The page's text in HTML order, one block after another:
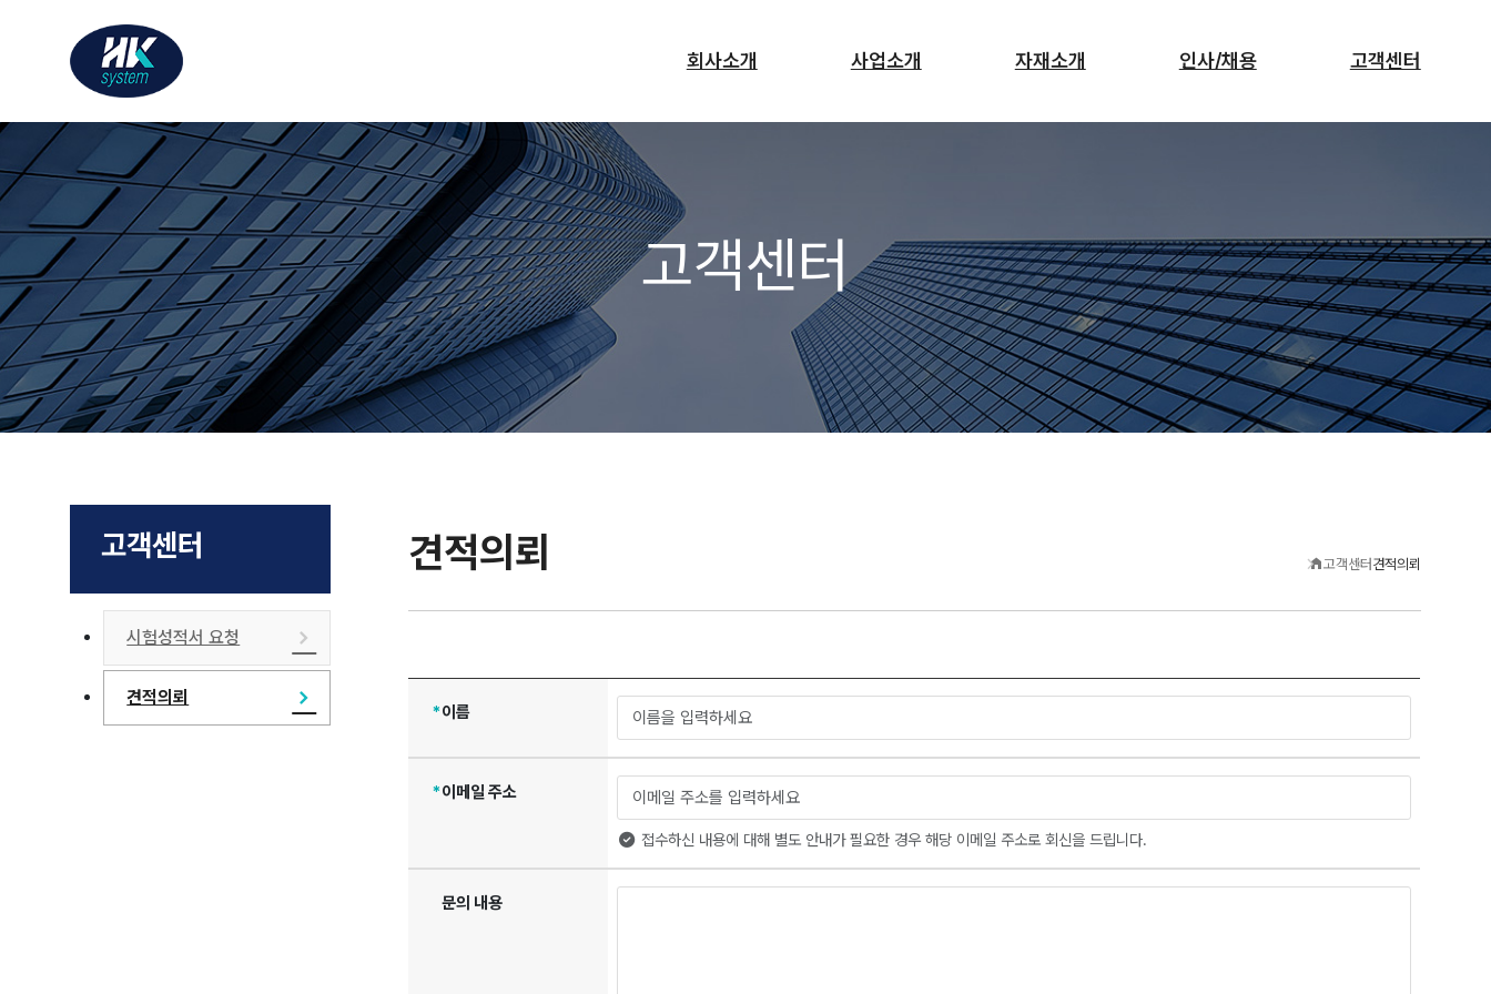
회사소개 사업소개 자재소개 인사/채용 고객센터
고객센터
고객센터
시험성적서 요청
견적의뢰
견적의뢰 고객센터 견적의뢰
*이름
*이메일 주소
접수하신 내용에 대해 별도 안내가 필요한 경우 해당 이메일 주소로 회신을 드립니다.
문의 내용